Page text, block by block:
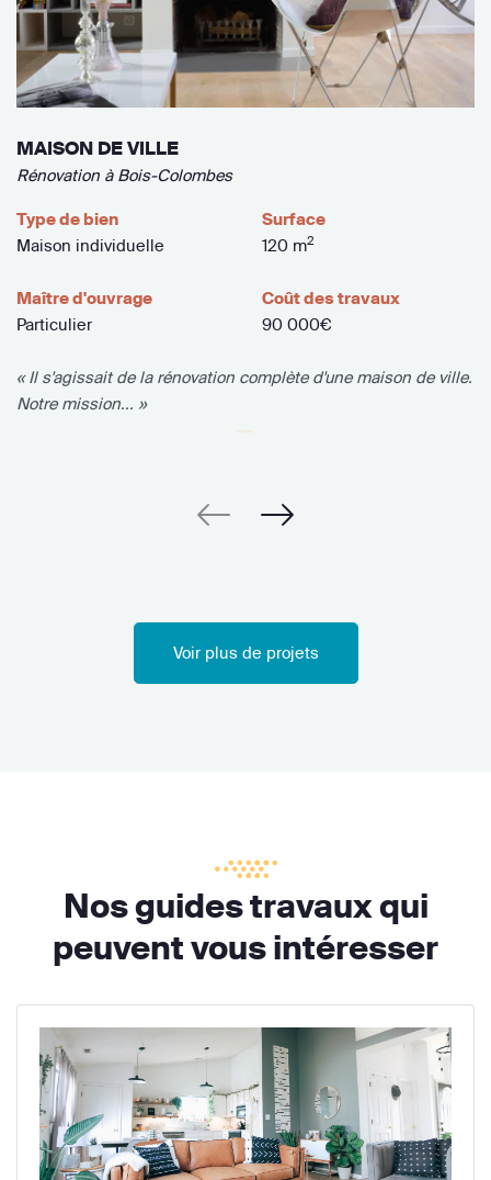
MAISON DE VILLE
Rénovation à Bois-Colombes
Type de bien
Maison individuelle
Surface
120 m2
Maître d'ouvrage
Particulier
Coût des travaux
90 000€
« Il s'agissait de la rénovation complète d'une maison de ville.
Notre mission... »
Voir plus de projets
Nos guides travaux qui
peuvent vous intéresser